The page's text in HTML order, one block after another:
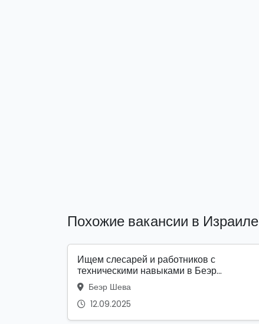
Похожие вакансии в Израиле
Ищем слесарей и работников с
техническими навыками в Беэр...
Беэр Шева
12.09.2025